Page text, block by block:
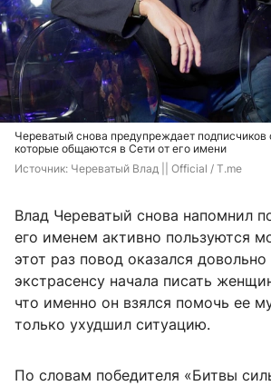
Череватый снова предупреждает
которые общаются в Сети от его имени
Источник: Череватый Влад || Official / T.me
Влад Череватый снова напомнил
его именем активно пользуются
этот раз повод оказался
экстрасенсу начала писать
что именно он взялся помочь ее
только ухудшил ситуацию.
По словам победителя «Битвы